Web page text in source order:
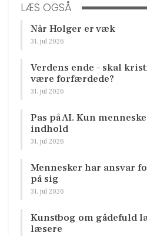
LÆS OGSÅ
Når Holger er væk
31. jul 2026
Verdens ende – skal
være forfærdede?
31. jul 2026
Pas på AI. Kun
indhold
31. jul 2026
Mennesker har ansvar
på sig
31. jul 2026
Kunstbog om gådefuld
læsere